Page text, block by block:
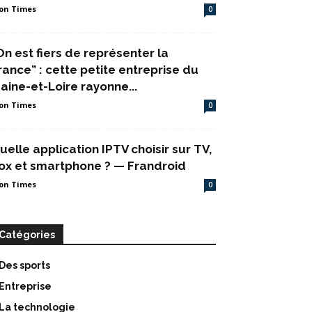
Times 0
est fiers de représenter la
: cette petite entreprise du
et-Loire rayonne...
Times 0
application IPTV choisir sur TV,
et smartphone ? — Frandroid
Times 0
Catégories
Des sports
Entreprise
La technologie